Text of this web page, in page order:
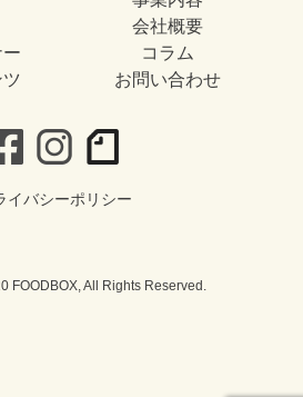
会社概要
コラム
お問い合わせ
イバシーポリシー
FOODBOX, All Rights Reserved.